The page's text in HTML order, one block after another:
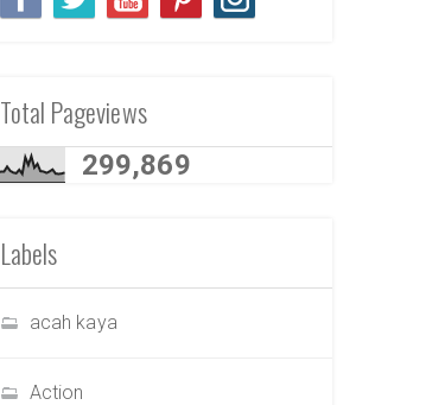
Total Pageviews
299,869
Labels
acah kaya
Action